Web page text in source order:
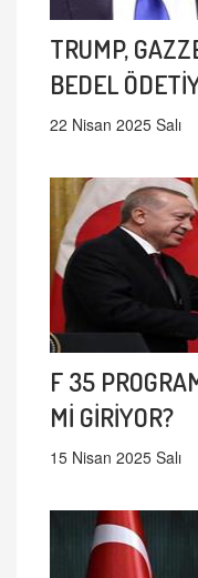
TRUMP,
BEDEL
22 Nisan 2025 Salı
F 35
Mİ GİRİYOR?
15 Nisan 2025 Salı